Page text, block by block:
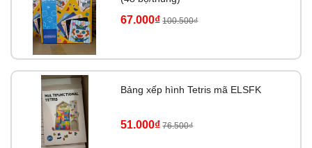
67.000₫ 100.500₫
Bảng xếp hình Tetris mã ELSFK
51.000₫ 76.500₫